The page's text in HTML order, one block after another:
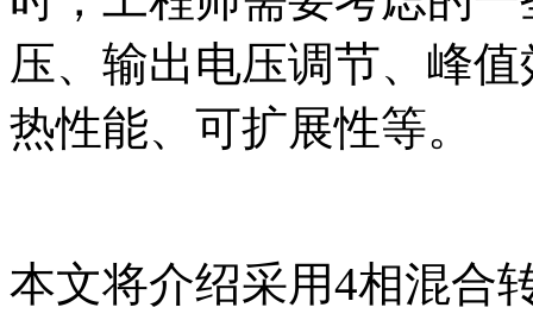
压、输出电压调节、峰
热性能、可扩展性等。
本文将介绍采用4相混合